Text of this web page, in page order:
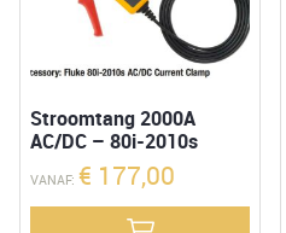
Stroomtang 2000A
AC/DC – 80i-2010s
VANAF: € 177,00